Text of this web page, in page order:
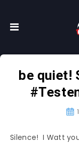
be quiet!
Silence! I Watt